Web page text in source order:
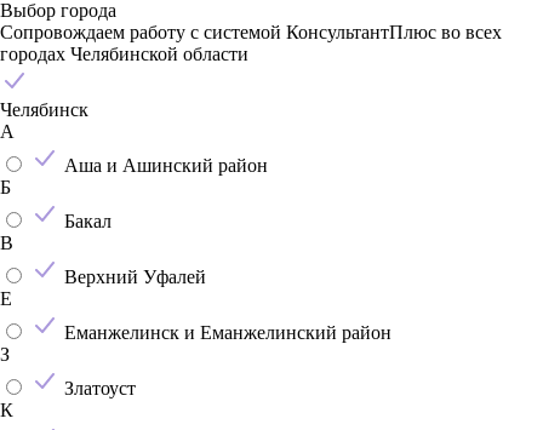
Выбор города
Сопровождаем работу с системой КонсультантПлюс во всех
городах Челябинской области
Челябинск
А
Аша и Ашинский район
Б
Бакал
В
Верхний Уфалей
Е
Еманжелинск и Еманжелинский район
З
Златоуст
К